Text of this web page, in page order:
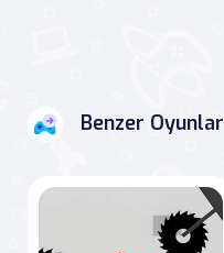
Benzer Oyunlar